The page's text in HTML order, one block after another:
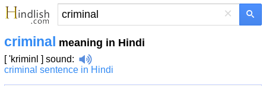
×
criminal meaning in Hindi
[ 'kriminl ] sound:
criminal sentence in Hindi